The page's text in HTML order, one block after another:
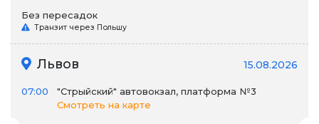
Без пересадок
Транзит через Польшу
Львов 15.08.2026
07:00
"Стрыйский" автовокзал, платформа №3
Смотреть на карте